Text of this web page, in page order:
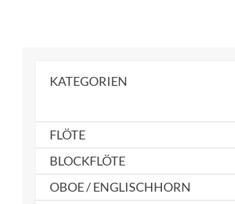
KATEGORIEN
FLÖTE
BLOCKFLÖTE
OBOE / ENGLISCHHORN